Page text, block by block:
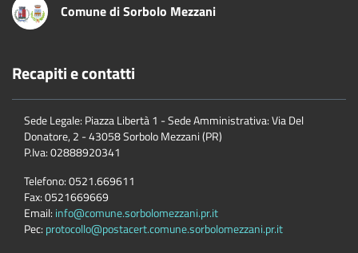
Comune di Sorbolo Mezzani
Recapiti e contatti
Sede Legale: Piazza Libertà 1 - Sede Amministrativa: Via Del
Donatore, 2 - 43058 Sorbolo Mezzani (PR)
P.Iva:02888920341
Telefono:0521.669611
Fax:0521669669
Email: info@comune.sorbolomezzani.pr.it
Pec: protocollo@postacert.comune.sorbolomezzani.pr.it